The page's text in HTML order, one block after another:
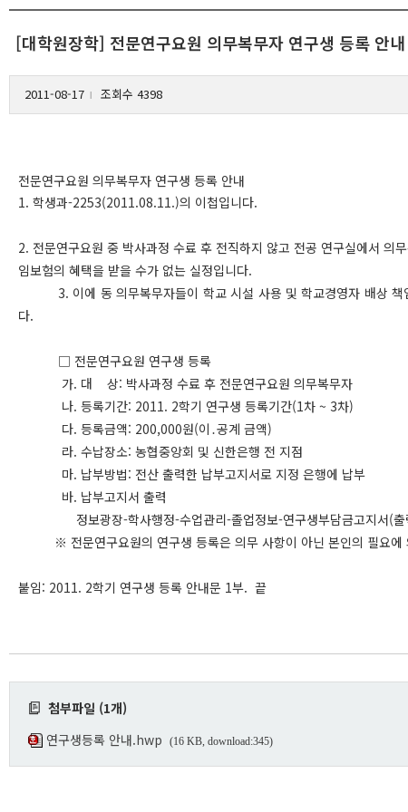
[대학원장학] 전문연구요원 의무복무자 연구생 등록 안내
2011-08-17 l 조회수 4398
전문연구요원 의무복무자 연구생 등록 안내
1. 학생과-2253(2011.08.11.)의 이첩입니다.
2. 전문연구요원 중 박사과정 수료 후 전직하지 않고 전공 연구실에서 의
임보험의 혜택을 받을 수가 없는 실정입니다.
3. 이에 동 의무복무자들이 학교 시설 사용 및 학교경영자 배상 책
다.
□ 전문연구요원 연구생 등록
가. 대 상: 박사과정 수료 후 전문연구요원 의무복무자
나. 등록기간: 2011. 2학기 연구생 등록기간(1차 ~ 3차)
다. 등록금액: 200,000원(이․공계 금액)
라. 수납장소: 농협중앙회 및 신한은행 전 지점
마. 납부방법: 전산 출력한 납부고지서로 지정 은행에 납부
바. 납부고지서 출력
정보광장-학사행정-수업관리-졸업정보-연구생부담금고지서(
※ 전문연구요원의 연구생 등록은 의무 사항이 아닌 본인의 필요에
붙임: 2011. 2학기 연구생 등록 안내문 1부. 끝
첨부파일 (1개)
연구생등록 안내.hwp
(16 KB, download:345)